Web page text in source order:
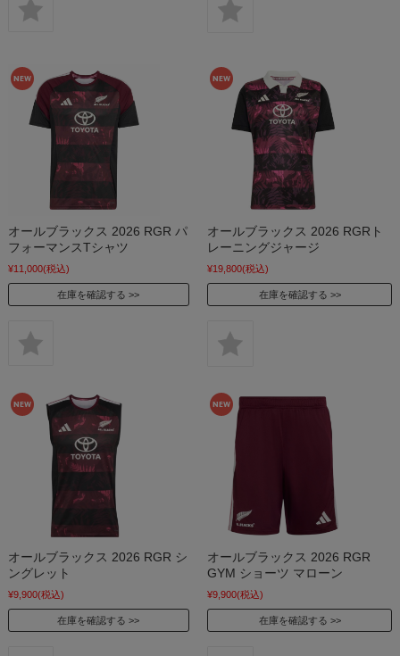
オールブラックス 2026 RGR パ
フォーマンスTシャツ
¥11,000(税込)
在庫を確認する
オールブラックス 2026 RGRト
レーニングジャージ
¥19,800(税込)
在庫を確認する
オールブラックス 2026 RGR シ
ングレット
¥9,900(税込)
在庫を確認する
オールブラックス 2026 RGR
GYM ショーツ マローン
¥9,900(税込)
在庫を確認する